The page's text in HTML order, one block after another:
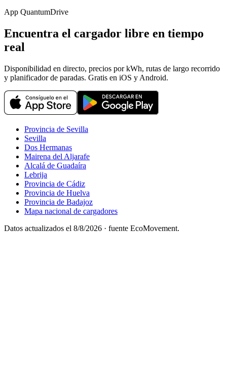
App QuantumDrive
Encuentra el cargador libre en tiempo
real
Disponibilidad en directo, precios por kWh, rutas de largo recorrido
y planificador de paradas. Gratis en iOS y Android.
Provincia de Sevilla
Sevilla
Dos Hermanas
Mairena del Aljarafe
Alcalá de Guadaíra
Lebrija
Provincia de Cádiz
Provincia de Huelva
Provincia de Badajoz
Mapa nacional de cargadores
Datos actualizados el 8/8/2026 · fuente EcoMovement.